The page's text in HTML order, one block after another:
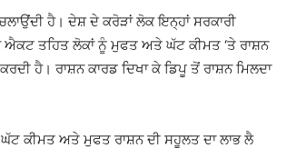
ਹੈ। ਦੇਸ਼ ਦੇ ਕਰੋੜਾਂ ਲੋਕ ਇਨ੍ਹਾਂ ਸਰਕਾਰੀ
ਐਕਟ ਤਹਿਤ ਲੋਕਾਂ ਨੂੰ ਮੁਫਤ ਅਤੇ ਘੱਟ ਕੀਮਤ ‘ਤੇ ਰਾਸ਼ਨ
ਹੈ। ਰਾਸ਼ਨ ਕਾਰਡ ਦਿਖਾ ਕੇ ਡਿਪੂ ਤੋਂ ਰਾਸ਼ਨ ਮਿਲਦਾ
ਕੀਮਤ ਅਤੇ ਮੁਫਤ ਰਾਸ਼ਨ ਦੀ ਸਹੂਲਤ ਦਾ ਲਾਭ ਲੈ